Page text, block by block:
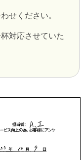
せください。
対応させていた